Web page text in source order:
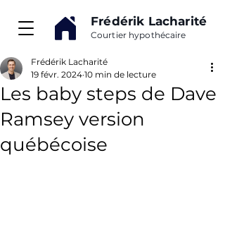
Frédérik Lacharité
Courtier hypothécaire
Les baby steps de Dave
Ramsey version
québécoise
Frédérik Lacharité
19 févr. 2024 10 min de lecture